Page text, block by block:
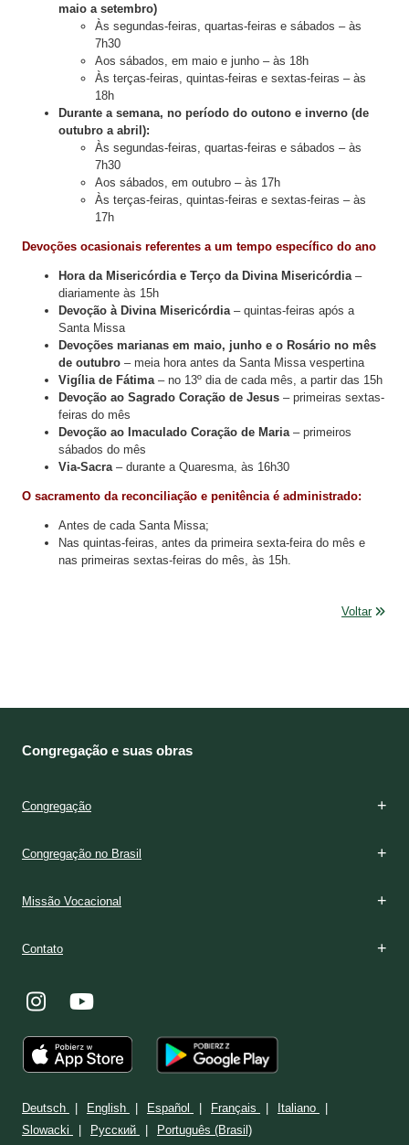
maio a setembro)
Às segundas-feiras, quartas-feiras e sábados – às
7h30
Aos sábados, em maio e junho – às 18h
Às terças-feiras, quintas-feiras e sextas-feiras – às
18h
Durante a semana, no período do outono e inverno (de
outubro a abril):
Às segundas-feiras, quartas-feiras e sábados – às
7h30
Aos sábados, em outubro – às 17h
Às terças-feiras, quintas-feiras e sextas-feiras – às
17h
Devoções ocasionais referentes a um tempo específico do ano
Hora da Misericórdia e Terço da Divina Misericórdia –
diariamente às 15h
Devoção à Divina Misericórdia – quintas-feiras após a
Santa Missa
Devoções marianas em maio, junho e o Rosário no mês
de outubro – meia hora antes da Santa Missa vespertina
Vigília de Fátima – no 13º dia de cada mês, a partir das 15h
Devoção ao Sagrado Coração de Jesus – primeiras sextas-
feiras do mês
Devoção ao Imaculado Coração de Maria – primeiros
sábados do mês
Via-Sacra – durante a Quaresma, às 16h30
O sacramento da reconciliação e penitência é administrado:
Antes de cada Santa Missa;
Nas quintas-feiras, antes da primeira sexta-feira do mês e
nas primeiras sextas-feiras do mês, às 15h.
Voltar
Congregação e suas obras
Congregação
Congregação no Brasil
Missão Vocacional
Contato
Deutsch English Español Français
Italiano
Slowacki
Ρусский Português (Brasil)